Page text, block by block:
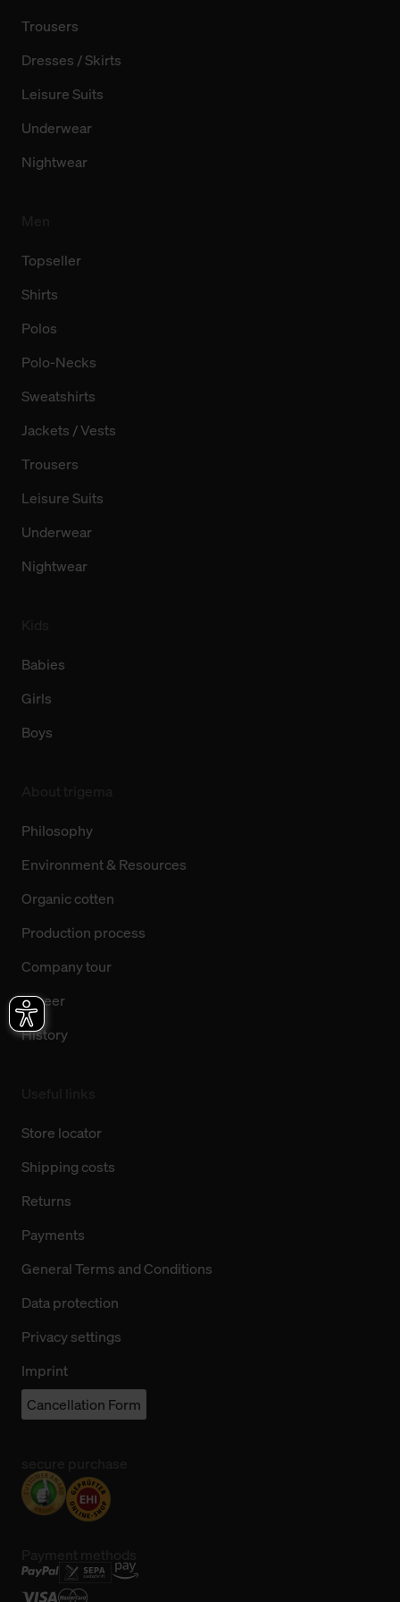
Trousers
Dresses / Skirts
Leisure Suits
Underwear
Nightwear
Topseller
Shirts
Polos
Polo-Necks
Sweatshirts
Jackets / Vests
Trousers
Leisure Suits
Underwear
Nightwear
Babies
Girls
Boys
Philosophy
Environment & Resources
Organic cotten
Production process
Company tour
Career
History
Store locator
Shipping costs
Returns
Payments
General Terms and Conditions
Data protection
Privacy settings
Imprint
Cancellation Form